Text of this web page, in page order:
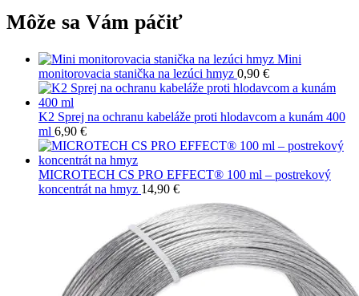
Môže sa Vám páčiť
Mini
monitorovacia stanička na lezúci hmyz 0,90 €
K2 Sprej na ochranu kabeláže proti hlodavcom a kunám 400
ml 6,90 €
MICROTECH CS PRO EFFECT® 100 ml – postrekový
koncentrát na hmyz 14,90 €